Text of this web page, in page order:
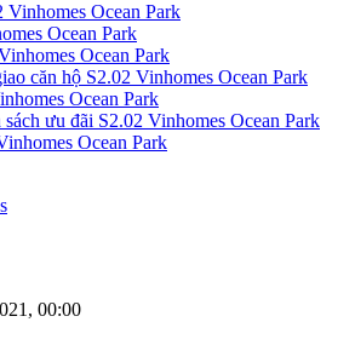
Vinhomes Ocean Park
Ocean Park
Ocean Park
căn hộ S2.02 Vinhomes Ocean Park
Ocean Park
ưu đãi S2.02 Vinhomes Ocean Park
Ocean Park
00:00